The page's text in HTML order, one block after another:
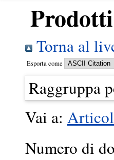
Torna al
Esporta come
Raggruppa
Vai a:
Numero di